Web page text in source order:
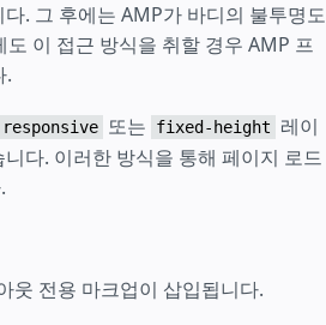
. 그 후에는 AMP가 바디의 불투명도
이 접근 방식을 취할 경우 AMP 프
.
responsive 또는 fixed-height
레이
다. 이러한 방식을 통해 페이지 로드
웃 전용 마크업이 삽입됩니다.